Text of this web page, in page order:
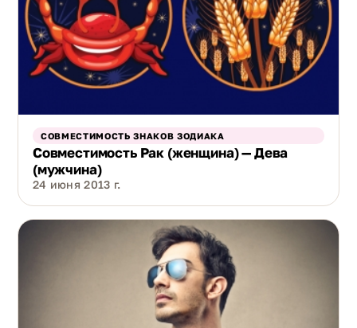
СОВМЕСТИМОСТЬ ЗНАКОВ ЗОДИАКА
Совместимость Рак (женщина) — Дева
(мужчина)
24 июня 2013 г.